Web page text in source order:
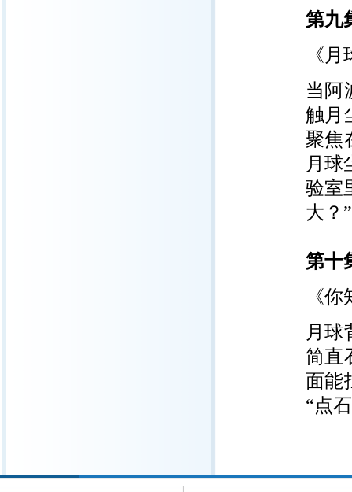
第九
《
当阿
触月
聚焦
月球
验室
大？
第十
《
月球
简直
面能
“点